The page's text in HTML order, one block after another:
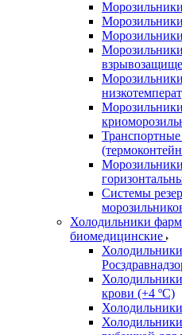
Системы
Холодильники
биомедицинские
крови (+4 ºС)